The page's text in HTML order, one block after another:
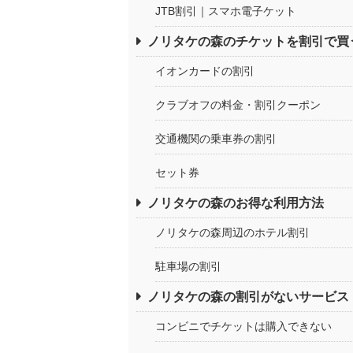
JTB割引｜スマホ電子ケット
ノリタケの森のチケットを割引で買
イオンカードの割引
クラブオフの料金・割引クーポン
交通機関の乗車券の割引
セット券
ノリタケの森のお得な利用方法
ノリタケの森周辺のホテル割引
駐車場の割引
ノリタケの森の割引がないサービス
コンビニでチケットは購入できない